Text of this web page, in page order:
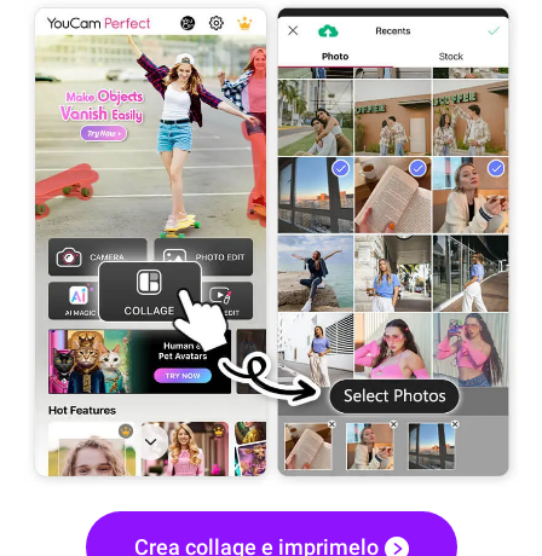
Crea collage e imprimelo